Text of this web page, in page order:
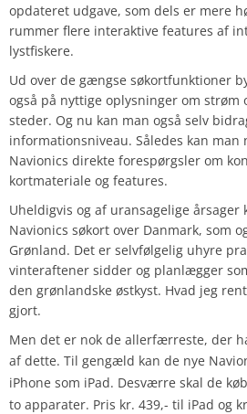
opdateret udgave, som dels er mere
rummer flere interaktive features af
lystfiskere.
Ud over de gængse søkortfunktioner
også på nyttige oplysninger om strøm
steder. Og nu kan man også selv
informationsniveau. Således kan man
Navionics direkte forespørgsler om
kortmateriale og features.
Uheldigvis og af uransagelige årsager
Navionics søkort over Danmark, som
Grønland. Det er selvfølgelig uhyre
vinteraftener sidder og planlægger
den grønlandske østkyst. Hvad jeg
gjort.
Men det er nok de allerfærreste, der
af dette. Til gengæld kan de nye
iPhone som iPad. Desværre skal de
to apparater. Pris kr. 439,- til iPad og